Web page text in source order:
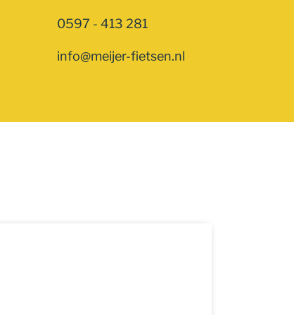
0597 - 413 281
info@meijer-fietsen.nl